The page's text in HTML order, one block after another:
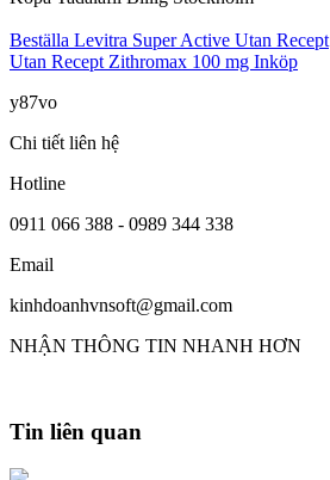
Beställa Levitra Super Active Utan Recept
Utan Recept Zithromax 100 mg Inköp
y87vo
Chi tiết liên hệ
Hotline
0911 066 388 - 0989 344 338
Email
kinhdoanhvnsoft@gmail.com
NHẬN THÔNG TIN NHANH HƠN
Tin liên quan